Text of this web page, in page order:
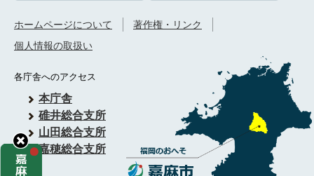
各庁舎へのアクセス
本庁舎
碓井総合支所
山田総合支所
嘉穂総合支所
ホームページについて
著作権・リンク
個人情報の取扱い